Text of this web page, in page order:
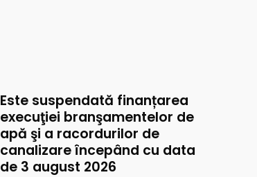
Este suspendată finanțarea
execuţiei branşamentelor de
apă şi a racordurilor de
canalizare începând cu data
de 3 august 2026